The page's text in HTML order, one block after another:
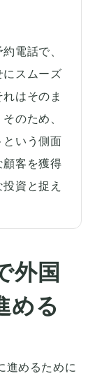
電話で、
にスムーズ
はそのま
のため、
という側面
顧客を獲得
資と捉え
外国
める
進めるために